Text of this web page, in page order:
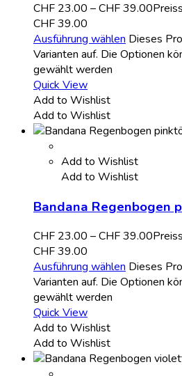
CHF 23.00 –CHF39.00
CHF 39.00
Ausführung wählen Dieses
Varianten auf. Die Optionen
gewählt werden
Quick View
Add to Wishlist
Add to Wishlist
Add to Wishlist
Add to Wishlist
Bandana Regenbogen
CHF 23.00 –CHF39.00
CHF 39.00
Ausführung wählen Dieses
Varianten auf. Die Optionen
gewählt werden
Quick View
Add to Wishlist
Add to Wishlist